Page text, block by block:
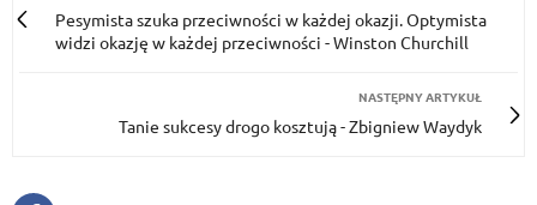
Pe­symis­ta szu­ka prze­ciw­ności w każdej okaz­ji. Op­ty­mis­ta
widzi okazję w każdej prze­ciw­ności - Winston Churchill
NASTĘPNY ARTYKUŁ
Tanie sukcesy drogo kosztują - Zbigniew Waydyk